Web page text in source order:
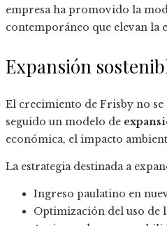
empresa ha promovido la
contemporáneo que elevan la
Expansión
El crecimiento de Frisby no se
seguido un modelo de
económica, el impacto
La estrategia destinada a
Ingreso paulatino en
Optimización del uso de